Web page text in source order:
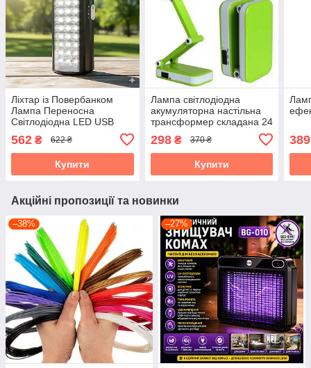
Ліхтар із Повербанком
Лампа Переносна
Світлодіодна LED USB
562 ₴ 622 ₴
Купити
Лампа світлодіодна
акумуляторна настільна
трансформер складана 24
298₴ 370 ₴
Купити
389
Акційні пропозиції та новинки
–38% –27%